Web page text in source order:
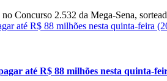
no Concurso 2.532 da Mega-Sena,
até R$ 88 milhões nesta quinta-feira
até R$ 88 milhões nesta quinta-